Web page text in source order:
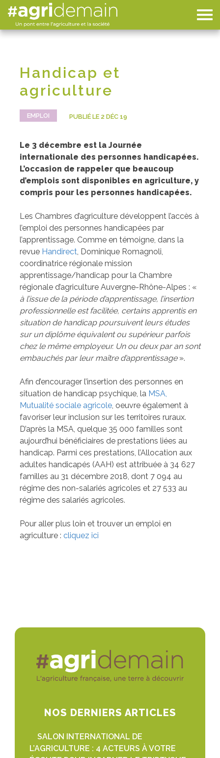
Handicap et
agriculture
EMPLOI PUBLIÉ LE 2 DÉC 19
Le 3 décembre est la Journée
internationale des personnes handicapées.
L’occasion de rappeler que beaucoup
d’emplois sont disponibles en agriculture, y
compris pour les personnes handicapées.
Les Chambres d’agriculture développent l’accès à
l’emploi des personnes handicapées par
l’apprentissage. Comme en témoigne, dans la
revue Handirect, Dominique Romagnoli,
coordinatrice régionale mission
apprentissage/handicap pour la Chambre
régionale d’agriculture Auvergne-Rhône-Alpes : «
à l’issue de la période d’apprentissage, l’insertion
professionnelle est facilitée, certains apprentis en
situation de handicap poursuivent leurs études
sur un diplôme équivalent ou supérieur parfois
chez le même employeur. Un ou deux par an sont
embauchés par leur maître d’apprentissage».
Afin d’encourager l’insertion des personnes en
situation de handicap psychique, la MSA,
Mutualité sociale agricole, oeuvre également à
favoriser leur inclusion sur les territoires ruraux.
D’après la MSA, quelque 35 000 familles sont
aujourd’hui bénéficiaires de prestations liées au
handicap. Parmi ces prestations, l’Allocation aux
adultes handicapés (AAH) est attribuée à 34 627
familles au 31 décembre 2018, dont 7 094 au
régime des non-salariés agricoles et 27 533 au
régime des salariés agricoles.
Pour aller plus loin et trouver un emploi en
agriculture : cliquez ici
NOS DERNIERS ARTICLES
SALON INTERNATIONAL DE
L’AGRICULTURE : 4 ACTEURS À VOTRE